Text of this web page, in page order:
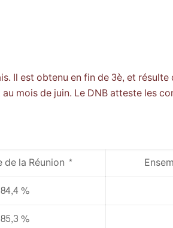
Il est obtenu en fin de 3è, et
mois de juin. Le DNB atteste les
de la Réunion *
84,4 %
85,3 %